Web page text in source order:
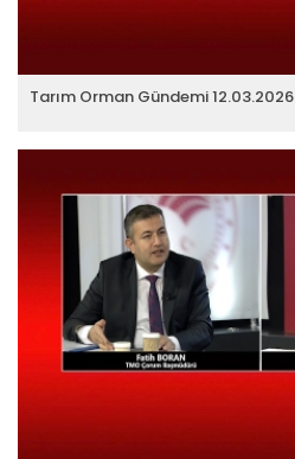
Tarım Orman Gündemi 12.03.2026